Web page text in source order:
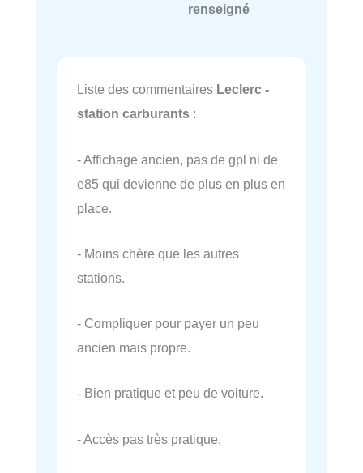
renseigné
Liste des commentaires Leclerc -
station carburants :
- Affichage ancien, pas de gpl ni de
e85 qui devienne de plus en plus en
place.
- Moins chère que les autres
stations.
- Compliquer pour payer un peu
ancien mais propre.
- Bien pratique et peu de voiture.
- Accès pas très pratique.